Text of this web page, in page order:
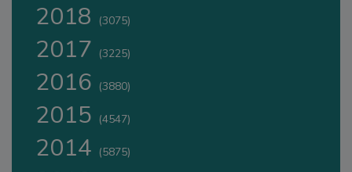
2018 (3075)
2017 (3225)
2016 (3880)
2015 (4547)
2014 (5875)